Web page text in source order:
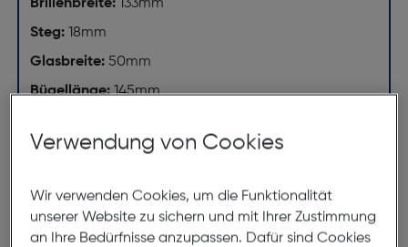
Brillenbreite: 133mm
Steg: 18mm
Glasbreite: 50mm
Bügellänge:145mm
Verwendung von Cookies
Wir verwenden Cookies, um die Funktionalität
unserer Website zu sichern und mit Ihrer Zustimmung
an Ihre Bedürfnisse anzupassen. Dafür sind Cookies